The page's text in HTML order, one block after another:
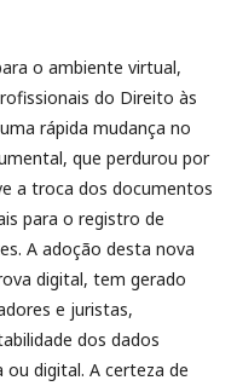
o ambiente virtual,
do Direito às
rápida mudança no
que perdurou por
a troca dos documentos
para o registro de
A adoção desta nova
digital, tem gerado
e juristas,
dos dados
digital. A certeza de